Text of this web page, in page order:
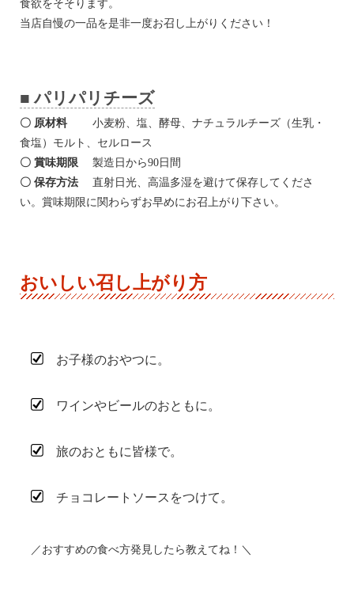
食欲をそそります。
当店自慢の一品を是非一度お召し上がりください！
■ パリパリチーズ
〇 原材料 小麦粉、塩、酵母、ナチュラルチーズ（生乳・
食塩）モルト、セルロース
〇 賞味期限 製造日から90日間
〇 保存方法 直射日光、高温多湿を避けて保存してくださ
い。賞味期限に関わらずお早めにお召上がり下さい。
おいしい召し上がり方
お子様のおやつに。
ワインやビールのおともに。
旅のおともに皆様で。
チョコレートソースをつけて。
／おすすめの食べ方発見したら教えてね！＼